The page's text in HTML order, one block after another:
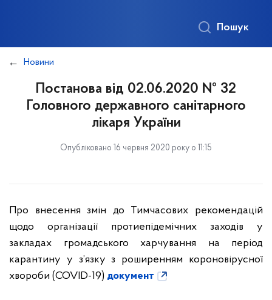
Пошук
Новини
Постанова від 02.06.2020 № 32
Головного державного санітарного
лікаря України
Опубліковано 16 червня 2020 року о 11:15
Про внесення змін до Тимчасових рекомендацій
щодо організації протиепідемічних заходів у
закладах громадського харчування на період
карантину у з’язку з роширенням короновірусної
хвороби (COVID-19) документ